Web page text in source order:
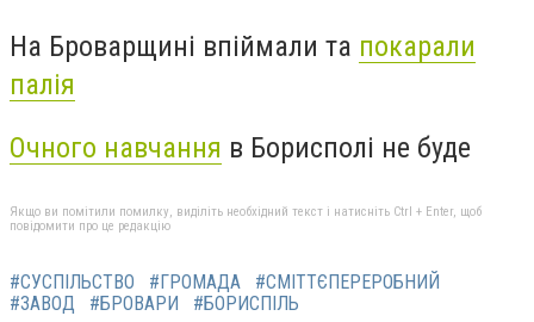
На Броварщині впіймали та покарали
палія
Очного навчання в Борисполі не буде
Якщо ви помітили помилку, виділіть необхідний текст і натисніть Ctrl + Enter, щоб
повідомити про це редакцію
#СУСПІЛЬСТВО #ГРОМАДА
#СМІТТЄПЕРЕРОБНИЙ
#ЗАВОД
#БРОВАРИ #БОРИСПІЛЬ